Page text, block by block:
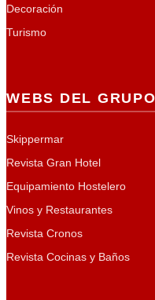
Decoración
Turismo
WEBS DEL GRUPO
Skippermar
Revista Gran Hotel
Equipamiento Hostelero
Vinos y Restaurantes
Revista Cronos
Revista Cocinas y Baños